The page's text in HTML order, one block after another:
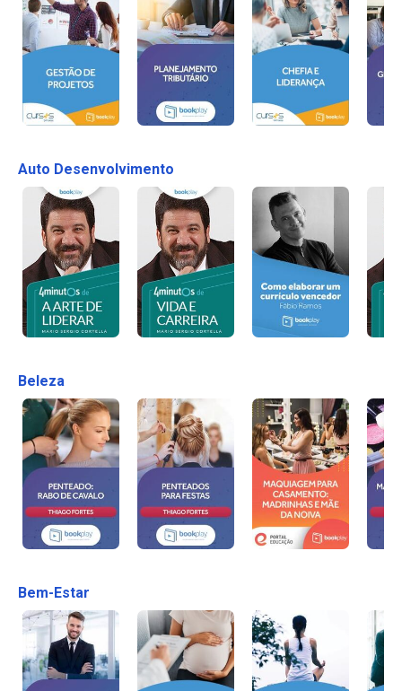
Auto Desenvolvimento
Beleza
Bem-Estar